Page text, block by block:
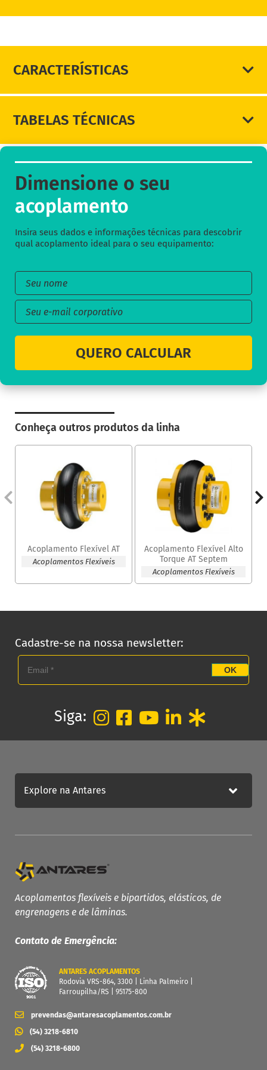
DIMENSIONE SEU ACOPLAMENTO
CARACTERÍSTICAS
TABELAS TÉCNICAS
Dimensione o seu
acoplamento
Insira seus dados e informações técnicas para descobrir
qual acoplamento ideal para o seu equipamento:
QUERO CALCULAR
Conheça outros produtos da linha
Acoplamento Flexível AT
Acoplamentos Flexíveis
Acoplamento Flexível Alto
Torque AT Septem
Acoplamentos Flexíveis
Cadastre-se na nossa newsletter:
OK
Siga:
Acoplamentos flexíveis e bipartidos, elásticos, de
engrenagens e de lâminas.
Contato de Emergência:
ANTARES ACOPLAMENTOS
Rodovia VRS-864, 3300 | Linha Palmeiro |
Farroupilha/RS | 95175-800
prevendas@antaresacoplamentos.com.br
(54) 3218-6810
(54) 3218-6800
Explore na Antares
PRODUTOS ANTARES
Linha Completa
Acoplamentos Flexíveis
Acoplamentos Elásticos
Acoplamento de Lâminas
Contra Recuos
MAIS
Garantia
Catálogo
Dimensione seu acoplamento
Central de Downloads